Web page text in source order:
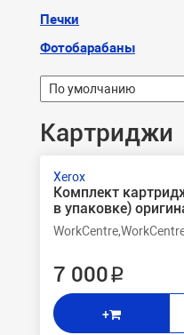
Печки
Фотобарабаны
Картриджи
Xerox
Комплект
в упаковке)
7 000 ₽
+